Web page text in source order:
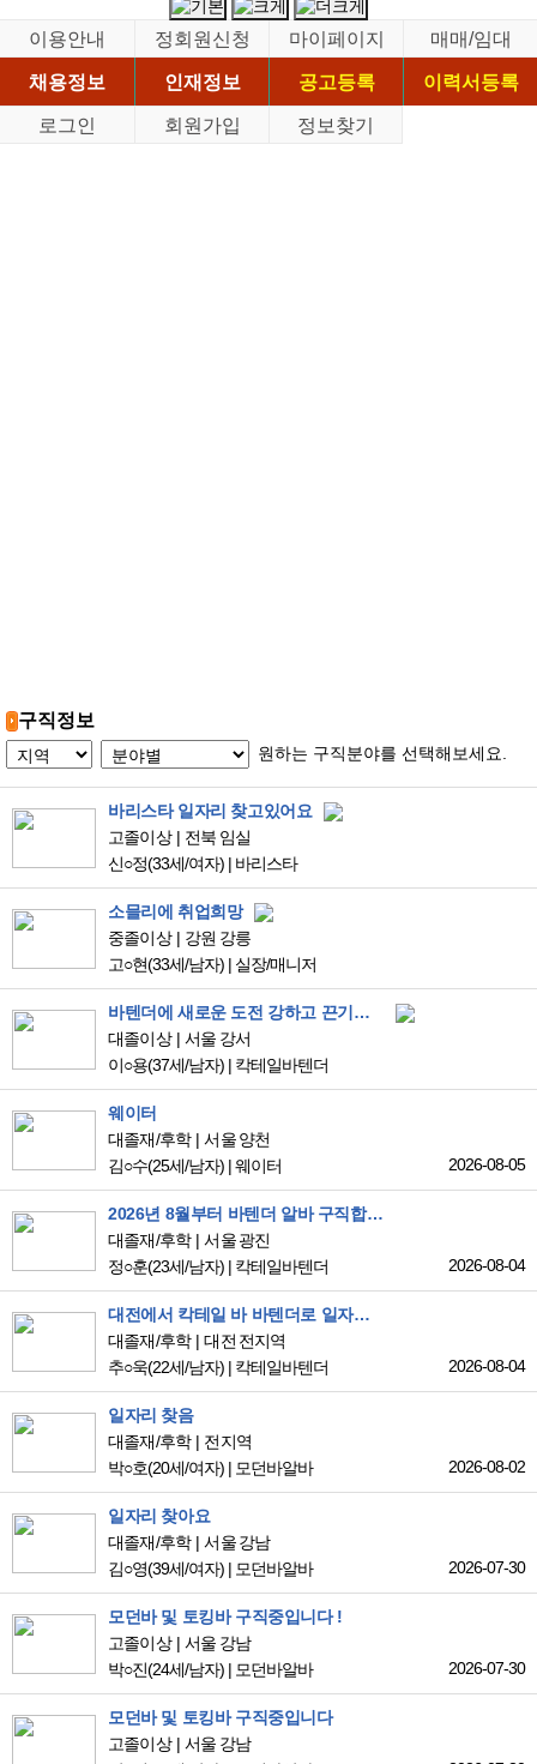
이용안내 정회원신청 마이페이지
매매/임대
채용정보
인재정보 공고등록
이력서등록
로그인
회원가입 정보찾기
구직정보
원하는 구직분야를 선택해보세요.
바리스타 일자리 찾고있어요
고졸이상
전북 임실
신○정(33세/여자) | 바리스타
소믈리에 취업희망
중졸이상
강원 강릉
고○현(33세/남자) | 실장/매니저
바텐더에 새로운 도전 강하고 끈기있는 잡초 같은 신입 이재용입니다
대졸이상
서울 강서
이○용(37세/남자) | 칵테일바텐더
웨이터
대졸재/후학
서울 양천
김○수(25세/남자) |웨이터 2026-08-05
2026년 8월부터 바텐더 알바 구직합니다.
대졸재/후학
서울 광진
정○훈(23세/남자) | 칵테일바텐더 2026-08-04
대전에서 칵테일 바 바텐더로 일자리를 구인하고 있습니다
대졸재/후학
대전 전지역
추○욱(22세/남자) | 칵테일바텐더 2026-08-04
일자리 찾음
대졸재/후학
전지역
박○호(20세/여자) | 모던바알바 2026-08-02
일자리 찾아요
대졸재/후학
서울 강남
김○영(39세/여자) | 모던바알바 2026-07-30
모던바 및 토킹바 구직중입니다 !
고졸이상
서울 강남
박○진(24세/남자) | 모던바알바 2026-07-30
모던바 및 토킹바 구직중입니다
고졸이상
서울 강남